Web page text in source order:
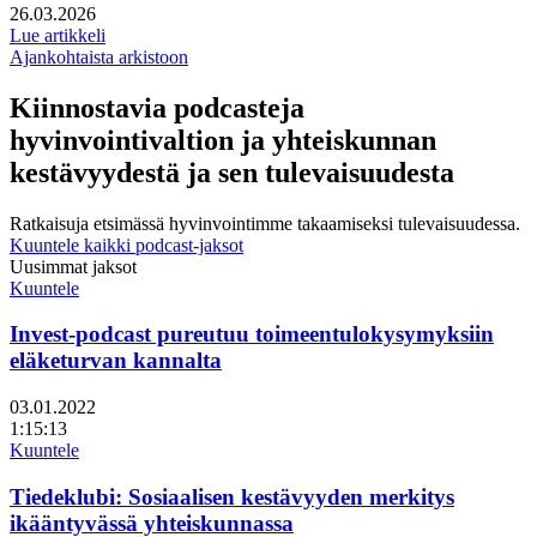
Julkaistu:
26.03.2026
Lue artikkeli
Ajankohtaista arkistoon
Kiinnostavia podcasteja
hyvinvointivaltion ja yhteiskunnan
kestävyydestä ja sen tulevaisuudesta
Ratkaisuja etsimässä hyvinvointimme takaamiseksi tulevaisuudessa.
Kuuntele kaikki podcast-jaksot
Uusimmat jaksot
Kuuntele
Invest-podcast pureutuu toimeentulokysymyksiin
eläketurvan kannalta
Päivämäärä
03.01.2022
Kellonaika
1:15:13
Kuuntele
Tiedeklubi: Sosiaalisen kestävyyden merkitys
ikääntyvässä yhteiskunnassa